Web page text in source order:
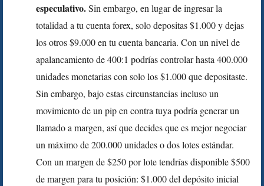
especulativo.Sin embargo, en lugar de ingresar la
totalidad a tu cuenta forex, solo depositas $1.000 y dejas
los otros $9.000 en tu cuenta bancaria. Con un nivel de
apalancamiento de 400:1 podrías controlar hasta 400.000
unidades monetarias con solo los $1.000 que depositaste.
Sin embargo, bajo estas circunstancias incluso un
movimiento de un pip en contra tuya podría generar un
llamado a margen, así que decides que es mejor negociar
un máximo de 200.000 unidades o dos lotes estándar.
Con un margen de $250 por lote tendrías disponible $500
de margen para tu posición: $1.000 del depósito inicial